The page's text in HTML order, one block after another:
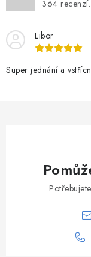
364 recenzí.
Libor
Super jednání a